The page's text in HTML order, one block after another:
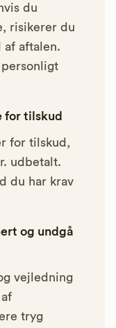
du
risikerer du
af aftalen.
for tilskud
for tilskud,
udbetalt.
du har krav
og undgå
vejledning
tryg